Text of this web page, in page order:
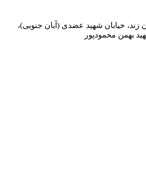
زند، خیابان شهید عضدی (آبان جنوبی)،